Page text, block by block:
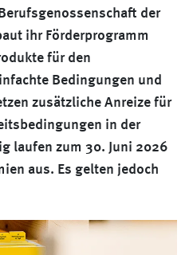
der
ihr Förderprogramm
für den
Bedingungen und
zusätzliche Anreize für
in der
laufen zum 30. Juni 2026
aus. Es gelten jedoch